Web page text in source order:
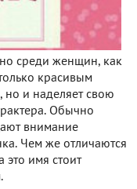
среди женщин, как
красивым
но и наделяет свою
Обычно
внимание
Чем же отличаются
это имя стоит